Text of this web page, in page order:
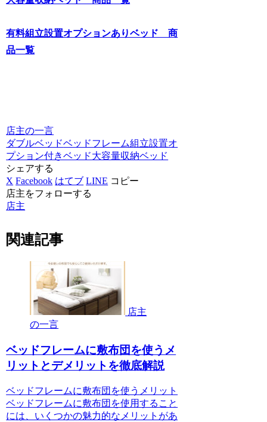
有料組立設置オプションありベッド 商
品一覧
店主の一言
ダブルベッドベッドフレーム組立設置オ
プション付きベッド大容量収納ベッド
シェアする
X Facebook はてブ LINE コピー
店主をフォローする
店主
関連記事
店主
の一言
ベッドフレームに敷布団を使うメ
リットとデメリットを徹底解説
ベッドフレームに敷布団を使うメリット
ベッドフレームに敷布団を使用すること
には、いくつかの魅力的なメリットがあ